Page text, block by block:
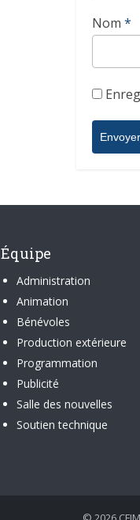
Nom *
Équipe
Administration
Animation
Bénévoles
Production extérieure
Programmation
Publicité
Salle des nouvelles
Soutien technique